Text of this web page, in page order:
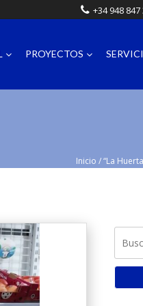
+34 948 847
PROYECTOS
Inicio /“La